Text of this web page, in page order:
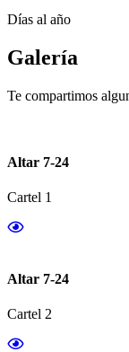
Días al año
Galería
Te compartimos
Altar 7-24
Cartel 1
Altar 7-24
Cartel 2